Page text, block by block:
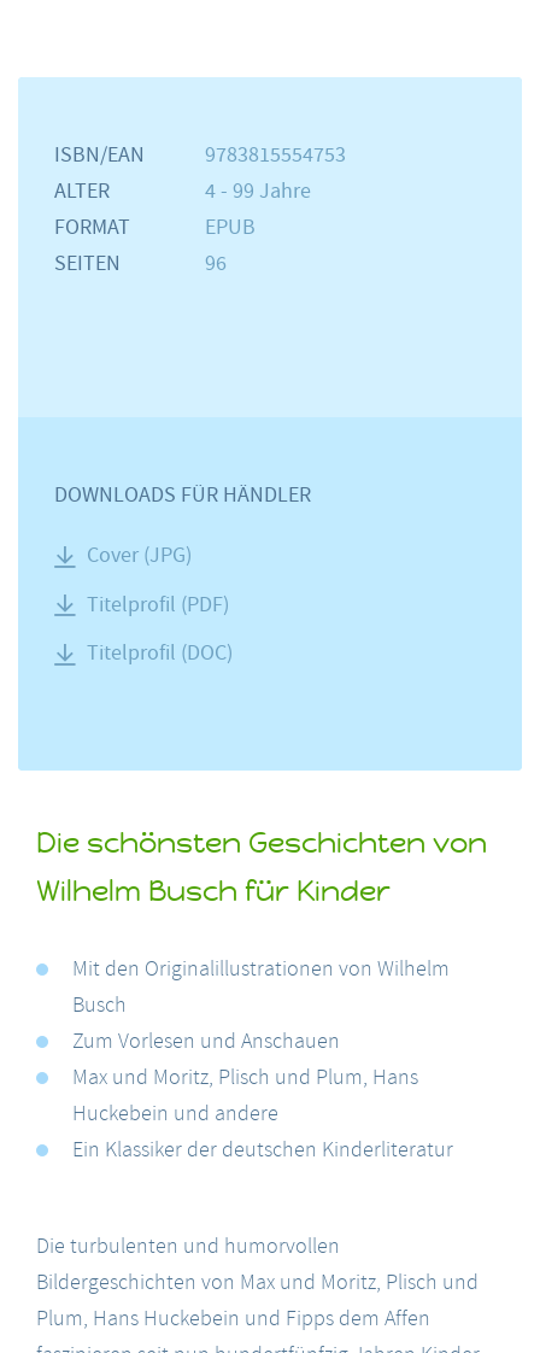
ISBN/EAN
9783815554753
ALTER
4 - 99 Jahre
FORMAT
EPUB
SEITEN
96
DOWNLOADS FÜR HÄNDLER
Cover (JPG)
Titelprofil (PDF)
Titelprofil (DOC)
Die schönsten Geschichten von
Wilhelm Busch für Kinder
Mit den Originalillustrationen von Wilhelm
Busch
Zum Vorlesen und Anschauen
Max und Moritz, Plisch und Plum, Hans
Huckebein und andere
Ein Klassiker der deutschen Kinderliteratur
Die turbulenten und humorvollen
Bildergeschichten von Max und Moritz, Plisch und
Plum, Hans Huckebein und Fipps dem Affen